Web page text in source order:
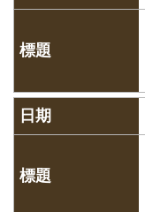
告
資
開
放
宣
告